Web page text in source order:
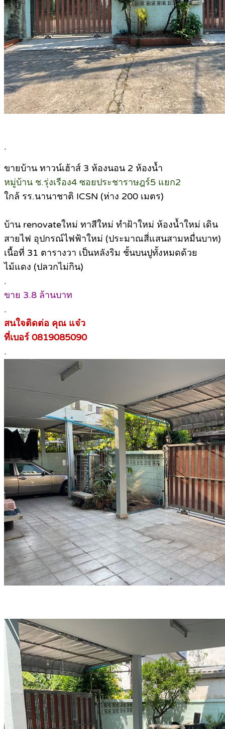
.
ขายบ้าน ทาวน์เฮ้าส์ 3 ห้องนอน 2 ห้องน้ำ
หมู่บ้าน ช.รุ่งเรือง4 ซอยประชาราษฎร์5 แยก2
ใกล้ รร.นานาชาติ ICSN (ห่าง 200 เมตร)
บ้าน renovateใหม่ ทาสีใหม่ ทำฝ้าใหม่ ห้องน้ำใหม่ เดิน
สายไฟ อุปกรณ์ไฟฟ้าใหม่ (ประมาณสี่แสนสามหมื่นบาท)
เนื้อที่ 31 ตารางวา เป็นหลังริม ชั้นบนปูทั้งหมดด้วย
ไม้แดง (ปลวกไม่กิน)
.
ขาย 3.8 ล้านบาท
.
สนใจติดต่อ คุณ แจ๋ว
ที่เบอร์ 0819085090
.